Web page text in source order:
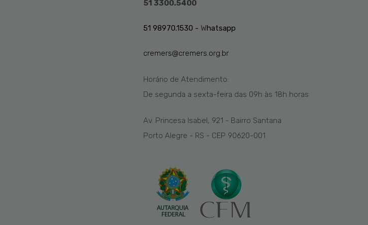
51 3300.5400
51 98970.1530 - Whatsapp
cremers@cremers.org.br
Horário de Atendimento:
De segunda a sexta-feira das 09h às 18h horas
Av. Princesa Isabel, 921 - Bairro Santana
Porto Alegre - RS - CEP 90620-001